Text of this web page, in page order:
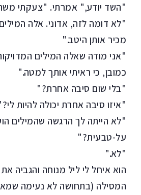
"השד יודע," אמרתי. "צעקתי
"לא דומה לזה, אדוני. אלה
מכיר אותן היטב."
"אני מודה שאלה המילים
כמובן, כי ראיתי אותך למטה."
"בלי שום סיבה אחרת?"
"איזו סיבה אחרת יכולה להיות
"לא הייתה לך הרגשה שהמילים
על-טבעית?"
"לא."
הוא איחל לי ליל מנוחה והגביה
המסילה (בתחושה לא נעימה